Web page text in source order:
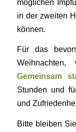
möglichen
in der zweiten
können.
Für das
Gemeinsam
Stunden und
und
Bitte bleiben